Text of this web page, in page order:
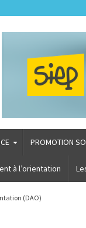
PROMOTION
à l’orientation
(DAO)